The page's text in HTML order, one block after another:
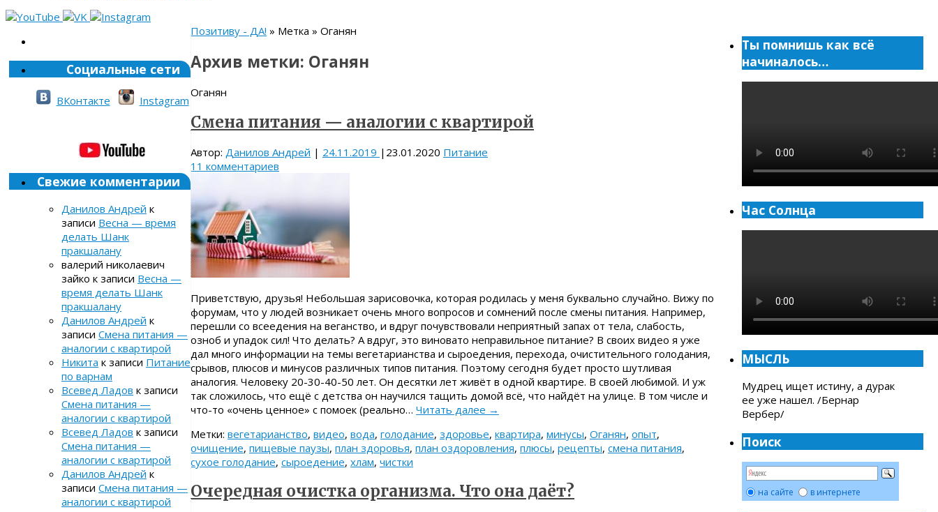
Позитиву - ДА! » Метка » Оганян
Архив метки: Оганян
Оганян
Смена питания — аналогии с квартирой
Автор: Данилов Андрей | 24.11.2019 | 23.01.2020 Питание
11 комментариев
Приветствую, друзья! Небольшая зарисовочка, которая родилась у меня буквально случайно. Вижу по
форумам, что у людей возникает очень много вопросов и сомнений после смены питания. Например,
перешли со всеедения на веганство, и вдруг почувствовали неприятный запах от тела, слабость,
озноб и упадок сил! Что делать? А вдруг, это виновато неправильное питание? В своих видео я уже
дал много информации на темы вегетарианства и сыроедения, перехода, очистительного голодания,
срывов, плюсов и минусов различных типов питания. Поэтому сегодня будет просто шутливая
аналогия. Человеку 20-30-40-50 лет. Он десятки лет живёт в одной квартире. В своей любимой. И уж
так сложилось, что ещё с детства он научился тащить домой всё, что найдёт на улице. В том числе и
что-то «очень ценное» с помоек (реально… Читать далее →
Метки: вегетарианство, видео, вода, голодание, здоровье, квартира, минусы, Оганян, опыт,
очищение, пищевые паузы, план здоровья, план оздоровления, плюсы, рецепты, смена питания,
сухое голодание, сыроедение, хлам, чистки
Очередная очистка организма. Что она даёт?
Социальные сети
ВКонтакте Instagram
Свежие комментарии
Данилов Андрей к
записи Весна — время
делать Шанк
пракшалану
валерий николаевич
зайко к записи Весна —
время делать Шанк
пракшалану
Данилов Андрей к
записи Смена питания —
аналогии с квартирой
Никита к записи Питание
по варнам
Всевед Ладов к записи
Смена питания —
аналогии с квартирой
Всевед Ладов к записи
Смена питания —
аналогии с квартирой
Данилов Андрей к
записи Смена питания —
аналогии с квартирой
Ты помнишь как всё
начиналось…
Час Солнца
МЫСЛЬ
Мудрец ищет истину, а дурак
ее уже нашел. /Бернар
Вербер/
Поиск
на сайте в интернете